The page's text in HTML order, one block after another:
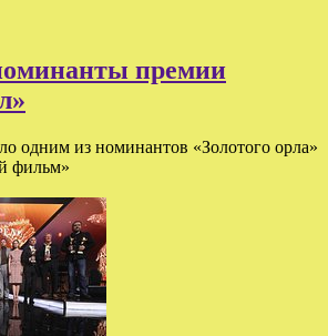
премии
одним из номинантов «Золотого орла»
фильм»